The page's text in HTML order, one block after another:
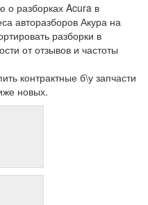
разборках Acura в
авторазборов Акура на
разборки в
от отзывов и частоты
контрактные б\у запчасти
новых.